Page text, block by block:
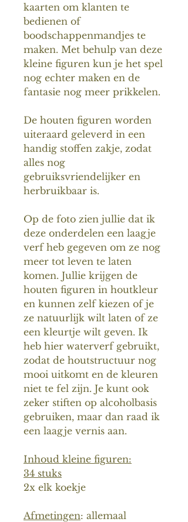
kaarten om klanten te
bedienen of
boodschappenmandjes te
maken. Met behulp van deze
kleine figuren kun je het spel
nog echter maken en de
fantasie nog meer prikkelen.
De houten figuren worden
uiteraard geleverd in een
handig stoffen zakje, zodat
alles nog
gebruiksvriendelijker en
herbruikbaar is.
Op de foto zien jullie dat ik
deze onderdelen een laagje
verf heb gegeven om ze nog
meer tot leven te laten
komen. Jullie krijgen de
houten figuren in houtkleur
en kunnen zelf kiezen of je
ze natuurlijk wilt laten of ze
een kleurtje wilt geven. Ik
heb hier waterverf gebruikt,
zodat de houtstructuur nog
mooi uitkomt en de kleuren
niet te fel zijn. Je kunt ook
zeker stiften op alcoholbasis
gebruiken, maar dan raad ik
een laagje vernis aan.
Inhoud kleine figuren:
34 stuks
2x elk koekje
Afmetingen: allemaal